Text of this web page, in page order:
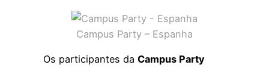
Campus Party – Espanha
Os participantes da Campus Party